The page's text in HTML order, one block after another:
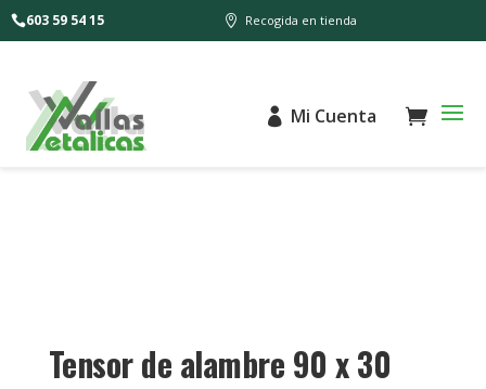
603 59 54 15 Recogida en tienda
Mi Cuenta
Tensor de alambre 90 x 30